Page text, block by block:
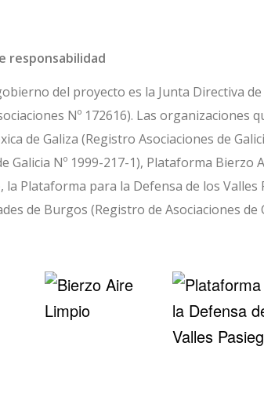
responsabilidad
del proyecto es la Junta Directiva
Nº 172616). Las
de Galiza (Registro Asociaciones de
Galicia Nº 1999-217-1), Plataforma
la Plataforma para la Defensa de los
de Burgos (Registro de Asociaciones de